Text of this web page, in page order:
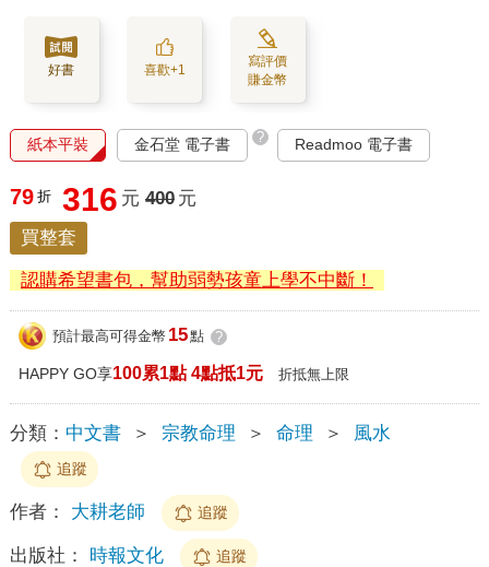
好書 喜歡+1
寫評價
賺金幣
紙本平裝 金石堂 電子書 ? Readmoo 電子書
79 折 316 元 400 元
買整套
認購希望書包，幫助弱勢孩童上學不中斷！
預計最高可得金幣 15點 ?
HAPPY GO享100累1點 4點抵1元 折抵無上限
分類： 中文書 ＞ 宗教命理 ＞ 命理 ＞ 風水
追蹤
作者： 大耕老師 追蹤
出版社： 時報文化 追蹤